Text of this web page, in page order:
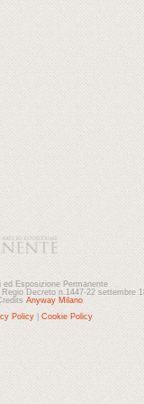
Esposizione Permanente
Decreto n.1447-22 settembre
Anyway Milano
Policy Cookie Policy